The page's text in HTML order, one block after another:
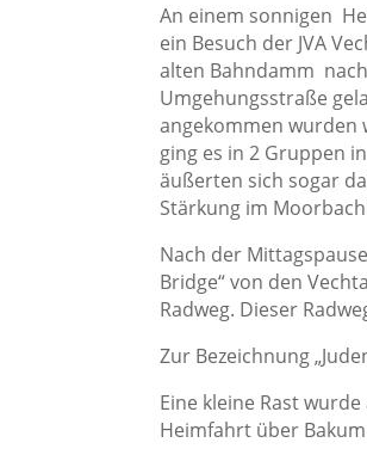
An einem sonnigen
ein Besuch der JVA
alten Bahndamm
Umgehungsstraße
angekommen wurden
ging es in 2 Gruppen
äußerten sich sogar
Stärkung im
Nach der
Bridge“ von den
Radweg. Dieser
Zur Bezeichnung
Eine kleine Rast
Heimfahrt über